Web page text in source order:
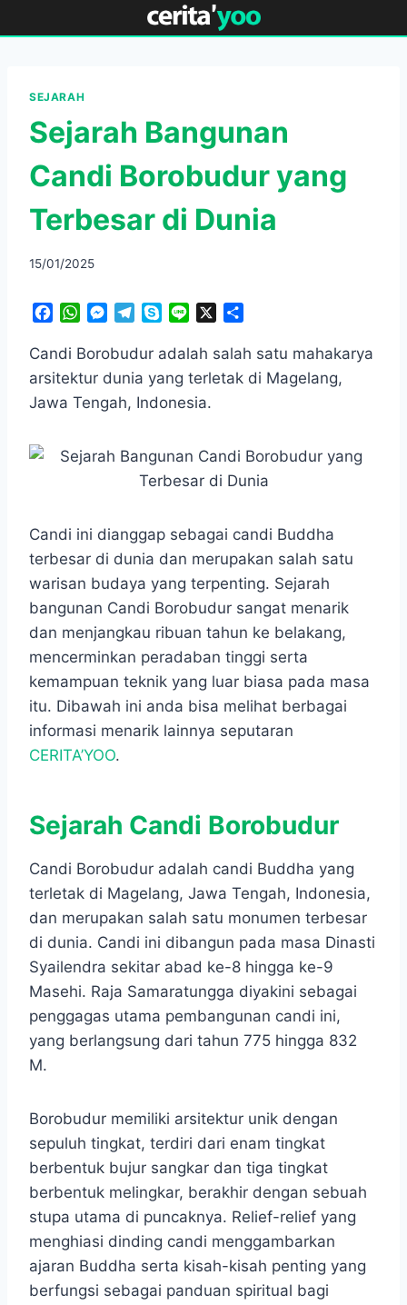
to
SEJARAH
Sejarah Bangunan
Candi Borobudur yang
Terbesar di Dunia
15/01/2025
c
e
o
W
a
t
s
A
p
M
s
s
n
e
l
e
g
r
m
y
p
n
e
a
Candi Borobudur adalah salah satu mahakarya
arsitektur dunia yang terletak di Magelang,
Jawa Tengah, Indonesia.
Candi ini dianggap sebagai candi Buddha
terbesar di dunia dan merupakan salah satu
warisan budaya yang terpenting. Sejarah
bangunan Candi Borobudur sangat menarik
dan menjangkau ribuan tahun ke belakang,
mencerminkan peradaban tinggi serta
kemampuan teknik yang luar biasa pada masa
itu. Dibawah ini anda bisa melihat berbagai
informasi menarik lainnya seputaran
CERITA’YOO.
Sejarah Candi Borobudur
Candi Borobudur adalah candi Buddha yang
terletak di Magelang, Jawa Tengah, Indonesia,
dan merupakan salah satu monumen terbesar
di dunia. Candi ini dibangun pada masa Dinasti
Syailendra sekitar abad ke-8 hingga ke-9
Masehi. Raja Samaratungga diyakini sebagai
penggagas utama pembangunan candi ini,
yang berlangsung dari tahun 775 hingga 832
M.
Borobudur memiliki arsitektur unik dengan
sepuluh tingkat, terdiri dari enam tingkat
berbentuk bujur sangkar dan tiga tingkat
berbentuk melingkar, berakhir dengan sebuah
stupa utama di puncaknya. Relief-relief yang
menghiasi dinding candi menggambarkan
ajaran Buddha serta kisah-kisah penting yang
berfungsi sebagai panduan spiritual bagi